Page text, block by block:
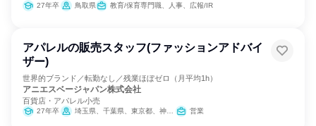
27年卒 鳥取県 教育/保育専門職、人事、広報/IR
アパレルの販売スタッフ(ファッションアドバイ
ザー)
世界的ブランド／転勤なし／残業ほぼゼロ（月平均1h）
アニエスベージャパン株式会社
百貨店・アパレル小売
27年卒 埼玉県、千葉県、東京都、神奈川県 営業